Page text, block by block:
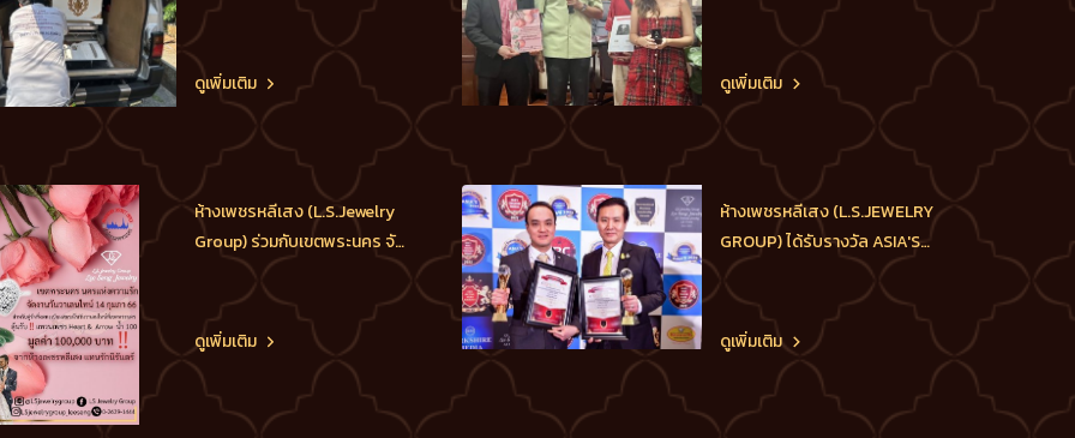
วิน สุรเศรษฐ ประธาน
กต.ตร.กทม.(ภาคประชาชน),
ประธานกต.ตร.บก.น.1,ประธาน
กต.ตร.สน.ชนะสงครามและ
ประธานสภาฯ เขตพระนคร ได้
ให้ทีมงานช่วยเหลือทางญาติผู้
เสียชีวิตซึ่งไม่มีทุนทรัพย์ จัดซื้อ
โลง และนำส่งประกอบพิธีส่ง
ดวงวิญญาณ
ดูเพิ่มเติม
พระนคร นครแห่งความรัก” โดย
คู่รักที่จดทะเบียนสมรส ในวัน
วาเลนไทน์ 14 กุมภาพันธ์ 2566 ที่
เขตพระนครทุกคู่ จะได้รับของที่
ระลึกมากมาย เช่น แหวนเพชร
และสร้อยคอทองคำ ซึ่งได้รับ
การสนับสนุนจากห้างเพชรหลี
เสง (L.
ดูเพิ่มเติม
ห้างเพชรหลีเสง (L.S.Jewelry
Group) ร่วมกับเขตพระนคร จัด
งานวันวาเลนไทน์ “เขตพระนคร
นครแห่งความรัก” มอบแหวน
เพชรแท้ Heart&Arrow น้ำงาม
ที่สุด 3 วง มูลค่ารวม 100,000
บาท ให้แก่คู่รักผู้โชคดีที่จด
ทะเบียนสมรส ในวันวาเลนไทน์
ดูเพิ่มเติม
ห้างเพชรหลีเสง (L.S.JEWELRY
GROUP) ได้รับรางวัล ASIA'S
BEST BRAND OF THE YEAR
AWARD 2022 ในกลุ่มของ
เครื่องประดับและผู้ส่งออกจิ
วเวลรี่เพชรที่ดีที่สุดในเอเชีย ซึ่ง
เป็นรางวัลที่มอบให้กับบริษัทที่มี
คุณภาพสินค้าและบริการที่ดี
ดูเพิ่มเติม